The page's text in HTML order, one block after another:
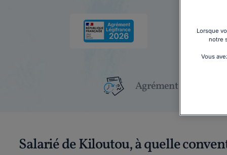
Agrément Légifrance
Salarié de Kiloutou, à quelle
Lorsque
notre
Vous